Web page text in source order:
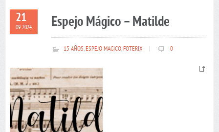
21
09 2024 Espejo Mágico – Matilde
15 AÑOS,ESPEJO MAGICO,FOTERIX 0